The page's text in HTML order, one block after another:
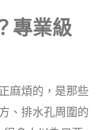
專業級
麻煩的，是那些
、排水孔周圍的